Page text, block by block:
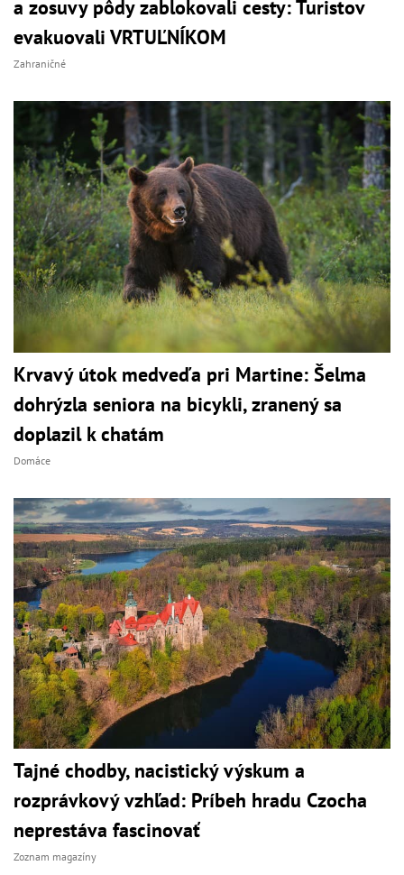
a zosuvy pôdy zablokovali cesty: Turistov
evakuovali VRTUĽNÍKOM
Zahraničné
Krvavý útok medveďa pri Martine: Šelma
dohrýzla seniora na bicykli, zranený sa
doplazil k chatám
Domáce
Tajné chodby, nacistický výskum a
rozprávkový vzhľad: Príbeh hradu Czocha
neprestáva fascinovať
Zoznam magazíny